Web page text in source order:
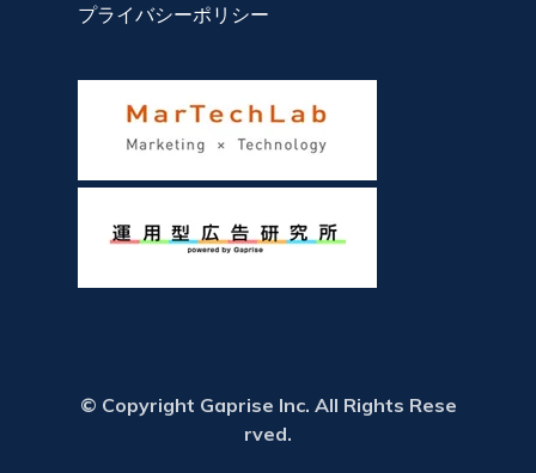
プライバシーポリシー
© Copyright Gaprise Inc. All Rights Rese
rved.